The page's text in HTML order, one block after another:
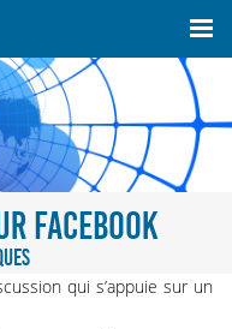
FACEBOOK
qui s’appuie sur un